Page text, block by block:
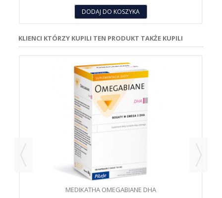
DODAJ DO KOSZYKA
KLIENCI KTÓRZY KUPILI TEN PRODUKT TAKŻE KUPILI
MEDIKATHA OMEGABIANE DHA